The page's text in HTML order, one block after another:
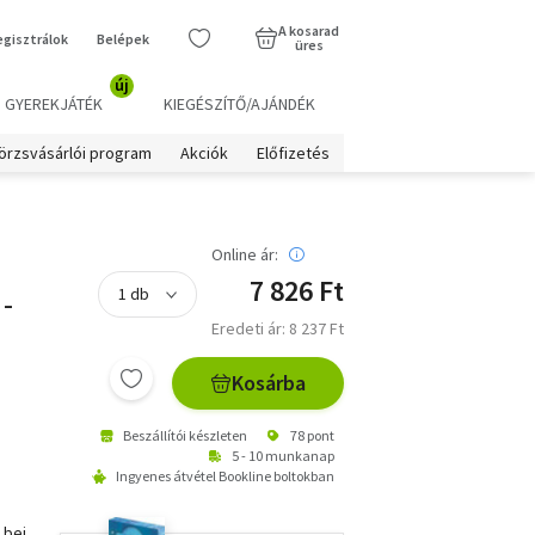
Belépek
A kosarad
üres
GYEREKJÁTÉK
új
KIEGÉSZÍTŐ/AJÁNDÉK
program Akciók Előfizetés
Online ár:
7 826 Ft
Eredeti ár: 8 237 Ft
Kosárba
Beszállítói készleten
78 pont
5 - 10 munkanap
Ingyenes átvétel Bookline boltokban